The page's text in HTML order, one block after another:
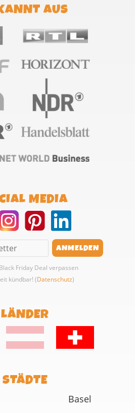
AUS
MEDIA
Friday Deal verpassen
kündbar! (Datenschutz)
LÄNDER
STÄDTE
Basel